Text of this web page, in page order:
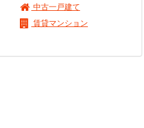
中古一戸建て
賃貸マンション